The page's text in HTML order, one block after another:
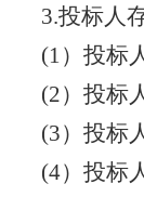
3.投标人存
(1）投标
(2）投标
(3）投标
(4）投标